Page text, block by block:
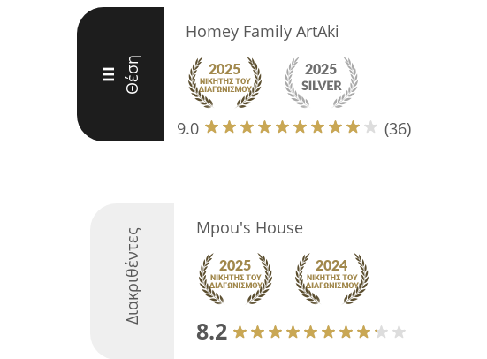
III Θέση
Homey Family ArtAki
9.0 (36)
Διακριθέντες Mpou's House
8.2